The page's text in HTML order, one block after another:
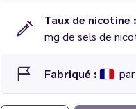
Taux de nicotine :
mg de sels de
Fabriqué :